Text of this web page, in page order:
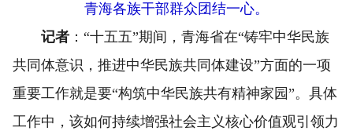
青海各族干部群众团结一心。
记者 ：“十五五”期间，青海省在“铸牢中华民族
共同体意识，推进中华民族共同体建设”方面的一项
重要工作就是要“构筑中华民族共有精神家园”。具体
工作中，该如何持续增强社会主义核心价值观引领力